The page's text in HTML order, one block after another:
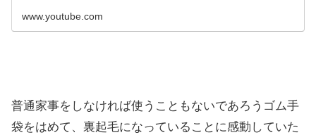
www.youtube.com
普通家事をしなければ使うこともないであろうゴム手
袋をはめて、裏起毛になっていることに感動していた